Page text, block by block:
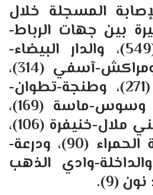
المسجلة خلال
بين جهات الرباط-
سلا-القنيطرة (549)، والدار البيضاء-
سطات (387)، ومراكش-آسفي (314)،
وفاس-مكناس (271)، وطنجة-تطوان-
الحسيمة (197)، وسوس-ماسة (169)،
والشرق (117)، وبني ملال-خنيفرة (106)،
والعيون-الساقية الحمراء (90)، ودرعة-
(28)، والداخلة-وادي الذهب